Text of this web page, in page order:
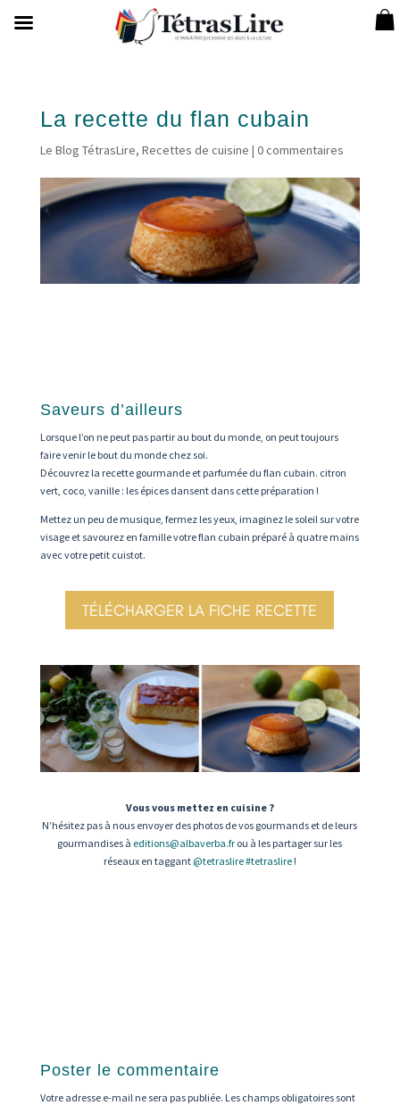
La recette du flan cubain
Le Blog TétrasLire, Recettes de cuisine | 0 commentaires
Saveurs d’ailleurs
Lorsque l’on ne peut pas partir au bout du monde, on peut toujours
faire venir le bout du monde chez soi.
Découvrez la recette gourmande et parfumée du flan cubain. citron
vert, coco, vanille : les épices dansent dans cette préparation !
Mettez un peu de musique, fermez les yeux, imaginez le soleil sur votre
visage et savourez en famille votre flan cubain préparé à quatre mains
avec votre petit cuistot.
TÉLÉCHARGER LA FICHE RECETTE
Vous vous mettez en cuisine ?
N’hésitez pas à nous envoyer des photos de vos gourmands et de leurs
gourmandises à editions@albaverba.fr ou à les partager sur les
réseaux en taggant @tetraslire#tetraslire!
Poster le commentaire
Votre adresse e-mail ne sera pas publiée. Les champs obligatoires sont